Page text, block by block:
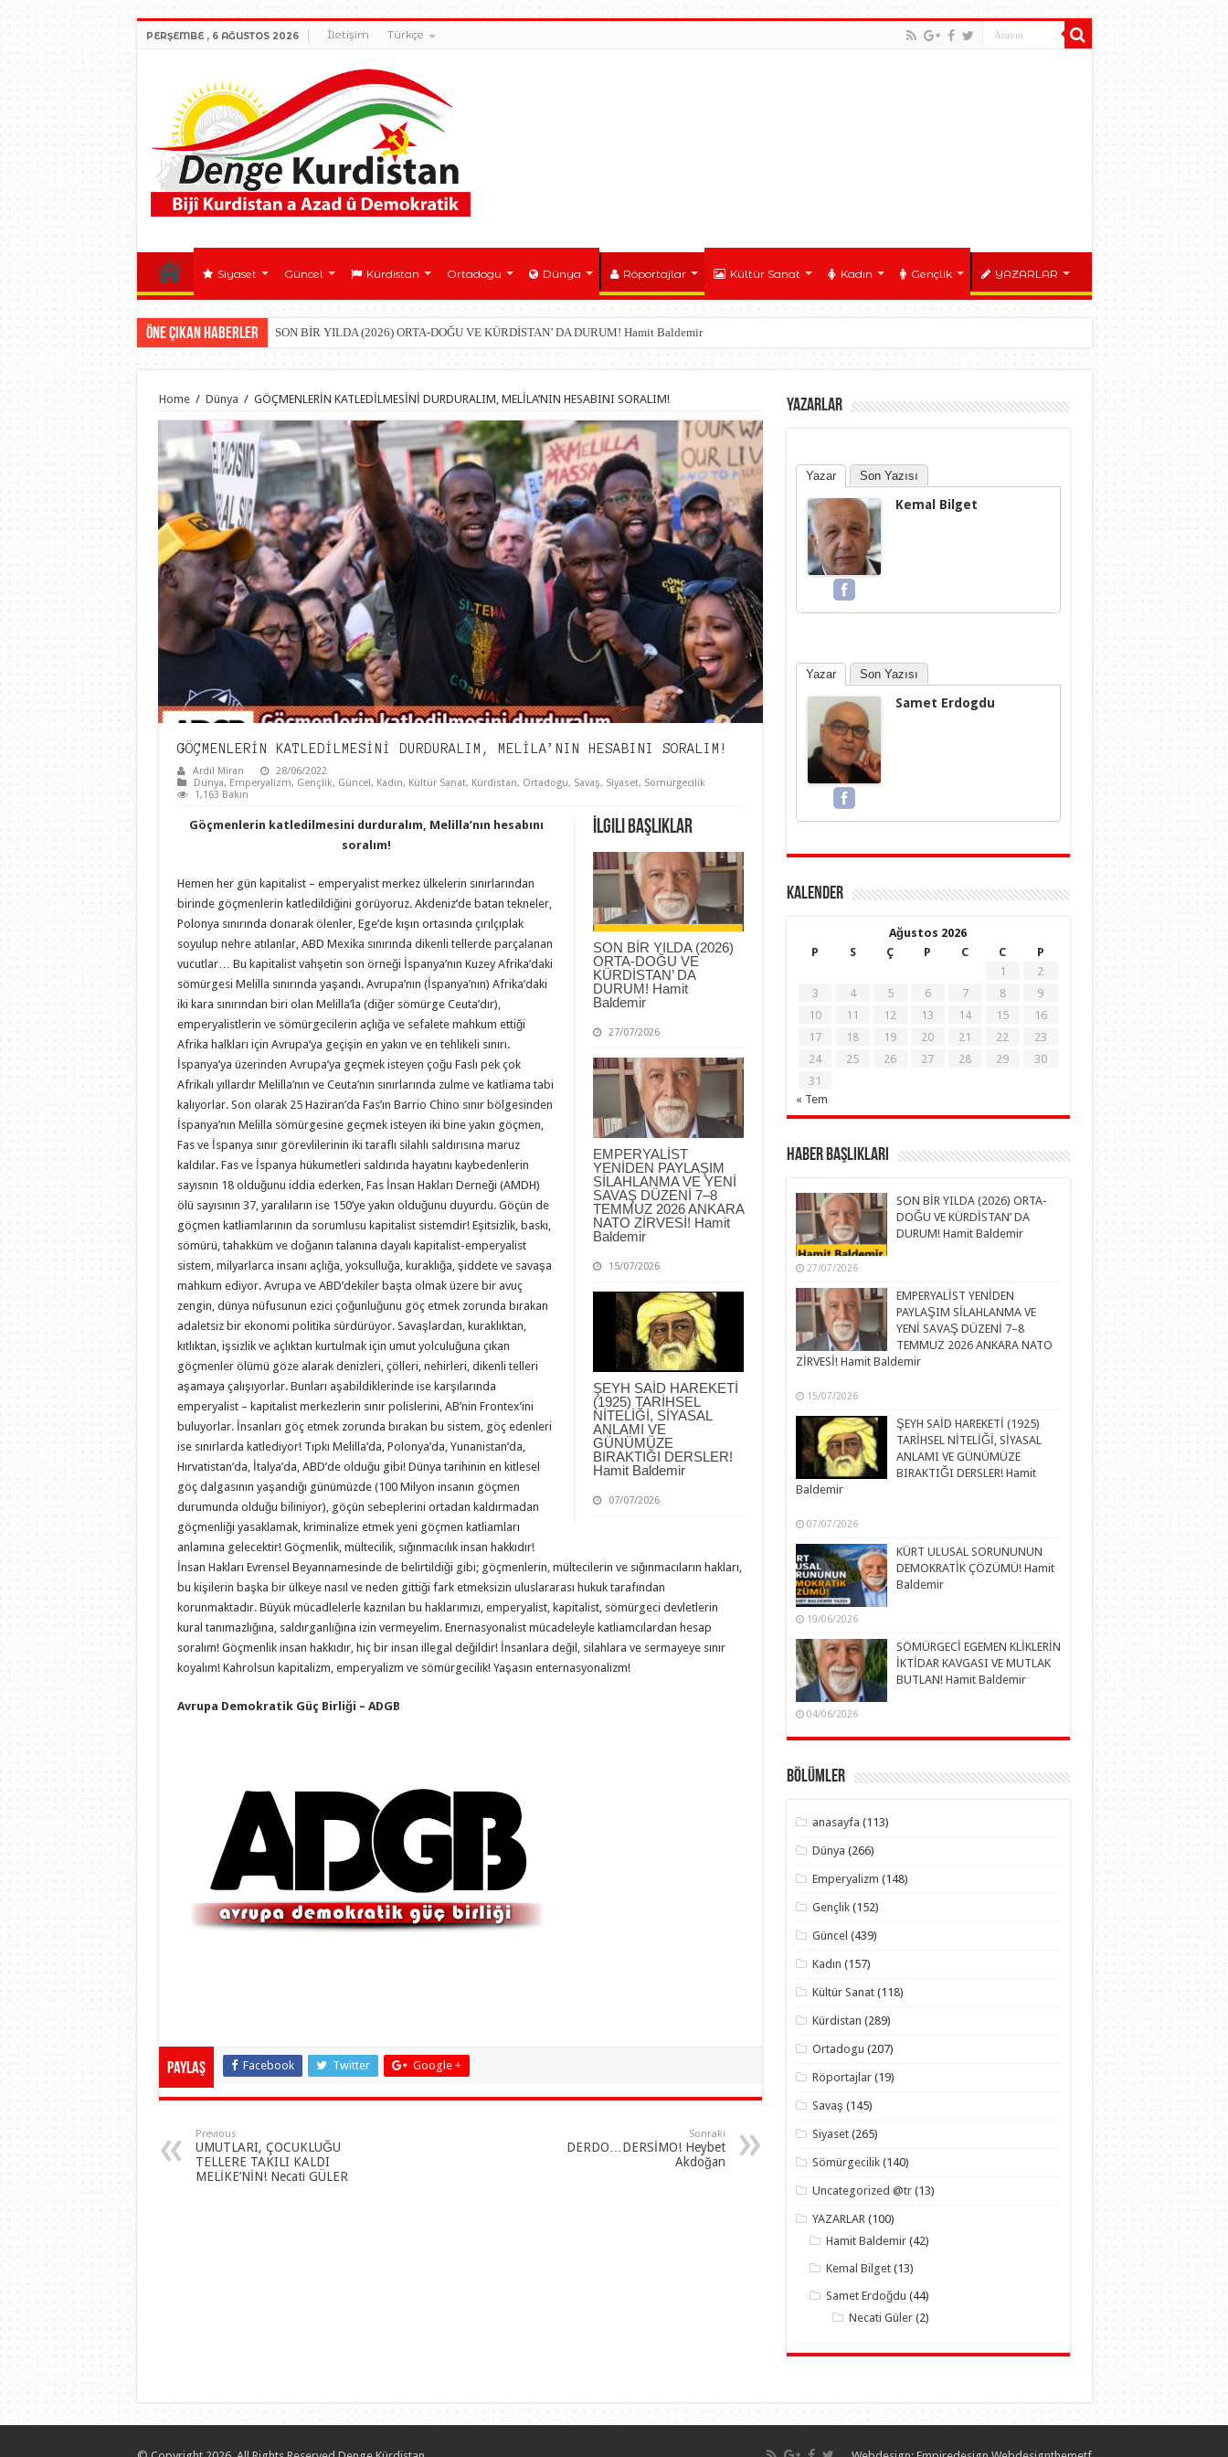
PERŞEMBE , 6 AĞUSTOS 2026 İletişim Türkçe
Siyaset Güncel Kürdistan Ortadogu Dünya Röportajlar Kültür Sanat Kadın Gençlik YAZARLAR
Öne çıkan Haberler SON BİR YILDA (2026) ORTA-DOĞU VE KÜRDİSTAN’ DA DURUM! Hamit Baldemir
Home / Dünya / GÖÇMENLERİN KATLEDİLMESİNİ DURDURALIM, MELİLA’NIN HESABINI SORALIM!
GÖÇMENLERİN KATLEDİLMESİNİ DURDURALIM, MELİLA’NIN HESABINI SORALIM!
Ardil Miran
28/06/2022
Dünya, Emperyalizm, Gençlik, Güncel, Kadın, Kültür Sanat, Kürdistan, Ortadogu, Savaş, Siyaset, Sömürgecilik
1,163 Bakın
İlgili Başlıklar
SON BİR YILDA (2026)
ORTA-DOĞU VE
KÜRDİSTAN’ DA
DURUM! Hamit
Baldemir
27/07/2026
EMPERYALİST
YENİDEN PAYLAŞIM
SİLAHLANMA VE YENİ
SAVAŞ DÜZENİ 7–8
TEMMUZ 2026 ANKARA
NATO ZİRVESİ! Hamit
Baldemir
15/07/2026
ŞEYH SAİD HAREKETİ
(1925) TARİHSEL
NİTELİĞİ, SİYASAL
ANLAMI VE
GÜNÜMÜZE
BIRAKTIĞI DERSLER!
Hamit Baldemir
07/07/2026
Göçmenlerin katledilmesini durduralım, Melilla’nın hesabını
soralım!
Hemen her gün kapitalist – emperyalist merkez ülkelerin sınırlarından
birinde göçmenlerin katledildiğini görüyoruz. Akdeniz’de batan tekneler,
Polonya sınırında donarak ölenler, Ege’de kışın ortasında çırılçıplak
soyulup nehre atılanlar, ABD Mexika sınırında dikenli tellerde parçalanan
vucutlar… Bu kapitalist vahşetin son örneği İspanya’nın Kuzey Afrika’daki
sömürgesi Melilla sınırında yaşandı. Avrupa’nın (İspanya’nın) Afrika’daki
iki kara sınırından biri olan Melilla’la (diğer sömürge Ceuta’dır),
emperyalistlerin ve sömürgecilerin açlığa ve sefalete mahkum ettiği
Afrika halkları için Avrupa’ya geçişin en yakın ve en tehlikeli sınırı.
İspanya’ya üzerinden Avrupa’ya geçmek isteyen çoğu Faslı pek çok
Afrikalı yıllardır Melilla’nın ve Ceuta’nın sınırlarında zulme ve katliama tabi
kalıyorlar. Son olarak 25 Haziran’da Fas’ın Barrio Chino sınır bölgesinden
İspanya’nın Melilla sömürgesine geçmek isteyen iki bine yakın göçmen,
Fas ve İspanya sınır görevlilerinin iki taraflı silahlı saldırısına maruz
kaldılar. Fas ve İspanya hükumetleri saldırıda hayatını kaybedenlerin
sayısnın 18 olduğunu iddia ederken, Fas İnsan Hakları Derneği (AMDH)
ölü sayısının 37, yaralıların ise 150’ye yakın olduğunu duyurdu. Göçün de
göçmen katliamlarının da sorumlusu kapitalist sistemdir! Eşitsizlik, baskı,
sömürü, tahakküm ve doğanın talanına dayalı kapitalist-emperyalist
sistem, milyarlarca insanı açlığa, yoksulluğa, kuraklığa, şiddete ve savaşa
mahkum ediyor. Avrupa ve ABD’dekiler başta olmak üzere bir avuç
zengin, dünya nüfusunun ezici çoğunluğunu göç etmek zorunda bırakan
adaletsiz bir ekonomi politika sürdürüyor. Savaşlardan, kuraklıktan,
kıtlıktan, işsizlik ve açlıktan kurtulmak için umut yolculuğuna çıkan
göçmenler ölümü göze alarak denizleri, çölleri, nehirleri, dikenli telleri
aşamaya çalışıyorlar. Bunları aşabildiklerinde ise karşılarında
emperyalist – kapitalist merkezlerin sınır polislerini, AB’nin Frontex’ini
buluyorlar. İnsanları göç etmek zorunda bırakan bu sistem, göç edenleri
ise sınırlarda katlediyor! Tıpkı Melilla’da, Polonya’da, Yunanistan’da,
Hırvatistan’da, İtalya’da, ABD’de olduğu gibi! Dünya tarihinin en kitlesel
göç dalgasının yaşandığı günümüzde (100 Milyon insanın göçmen
durumunda olduğu biliniyor), göçün sebeplerini ortadan kaldırmadan
göçmenliği yasaklamak, kriminalize etmek yeni göçmen katliamları
anlamına gelecektir! Göçmenlik, mültecilik, sığınmacılık insan hakkıdır!
İnsan Hakları Evrensel Beyannamesinde de belirtildiği gibi; göçmenlerin, mültecilerin ve sığınmacıların hakları,
bu kişilerin başka bir ülkeye nasıl ve neden gittiği fark etmeksizin uluslararası hukuk tarafından
korunmaktadır. Büyük mücadlelerle kaznılan bu haklarımızı, emperyalist, kapitalist, sömürgeci devletlerin
kural tanımazlığına, saldırganlığına izin vermeyelim. Enernasyonalist mücadeleyle katliamcılardan hesap
soralım! Göçmenlik insan hakkıdır, hiç bir insan illegal değildir! İnsanlara değil, silahlara ve sermayeye sınır
koyalım! Kahrolsun kapitalizm, emperyalizm ve sömürgecilik! Yaşasın enternasyonalizm!
Avrupa Demokratik Güç Birliği – ADGB
Paylaş Facebook Twitter Google +
Previous
UMUTLARI, ÇOCUKLUĞU
TELLERE TAKILI KALDI
MELİKE’NİN! Necati GÜLER
Sonraki
DERDO…DERSİMO! Heybet
Akdoğan
YAZARLAR
Yazar Son Yazısı
Kemal Bilget
Yazar Son Yazısı
Samet Erdogdu
KALENDER
Ağustos 2026
P
S Ç P C C
P
1
2
3
4 5 6 7 8
9
10
11 12 13 14 15
16
17
18 19 20 21 22
23
24
25 26 27 28 29
30
31
« Tem
Haber Başlıkları
SON BİR YILDA (2026) ORTA-
DOĞU VE KÜRDİSTAN’ DA
DURUM! Hamit Baldemir
27/07/2026
EMPERYALİST YENİDEN
PAYLAŞIM SİLAHLANMA VE
YENİ SAVAŞ DÜZENİ 7–8
TEMMUZ 2026 ANKARA NATO
ZİRVESİ! Hamit Baldemir
15/07/2026
ŞEYH SAİD HAREKETİ (1925)
TARİHSEL NİTELİĞİ, SİYASAL
ANLAMI VE GÜNÜMÜZE
BIRAKTIĞI DERSLER! Hamit
Baldemir
07/07/2026
KÜRT ULUSAL SORUNUNUN
DEMOKRATİK ÇÖZÜMÜ! Hamit
Baldemir
19/06/2026
SÖMÜRGECİ EGEMEN KLİKLERİN
İKTİDAR KAVGASI VE MUTLAK
BUTLAN! Hamit Baldemir
04/06/2026
Bölümler
anasayfa (113)
Dünya (266)
Emperyalizm (148)
Gençlik (152)
Güncel (439)
Kadın (157)
Kültür Sanat (118)
Kürdistan (289)
Ortadogu (207)
Röportajlar (19)
Savaş (145)
Siyaset (265)
Sömürgecilik (140)
Uncategorized @tr (13)
YAZARLAR (100)
Hamit Baldemir (42)
Kemal Bilget (13)
Samet Erdoğdu (44)
Necati Güler (2)